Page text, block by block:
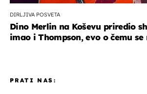
DIRLJIVA POSVETA
Dino Merlin na Koševu priredio
imao i Thompson, evo o čemu se
PRATI NAS: